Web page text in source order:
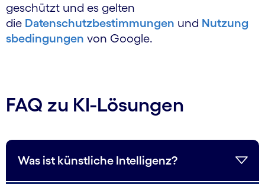
geschützt und es gelten
die Datenschutzbestimmungen und Nutzung
sbedingungen von Google.
FAQ zu KI-Lösungen
Was ist künstliche Intelligenz?